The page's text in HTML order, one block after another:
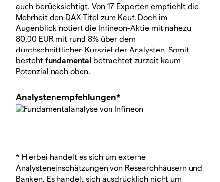
auch berücksichtigt. Von 17 Experten empfiehlt die
Mehrheit den DAX-Titel zum Kauf. Doch im
Augenblick notiert die Infineon-Aktie mit nahezu
80,00 EUR mit rund 8% über dem
durchschnittlichen Kursziel der Analysten. Somit
besteht fundamental betrachtet zurzeit kaum
Potenzial nach oben.
Analystenempfehlungen*
* Hierbei handelt es sich um externe
Analysteneinschätzungen von Researchhäusern und
Banken. Es handelt sich ausdrücklich nicht um